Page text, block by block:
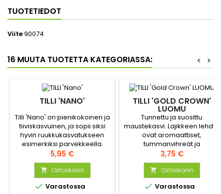
TUOTETIEDOT
Viite90074
16 MUUTA TUOTETTA KATEGORIASSA: >
<
TILLI 'NANO'
Tilli 'Nano' on pienikokoinen ja
tiiviskasvuinen, ja sopii siksi
hyvin ruukkukasvatukseen
esimerkiksi parvekkeella.
Hinta
5,95 €
 Ostoskoriin
 Varastossa
TILLI 'GOLD CROWN'
LUOMU
Tunnettu ja suosittu
maustekasvi. Lajikkeen lehdet
ovat aromaattiset,
tummanvihreät ja
hienoliuskaiset. Sato voidaan
korjata lehtitillinä, sillä kukkii
paljon tavallista tilliä
myöhemmin. Riittoisuus 3-4
metriä.
Hinta
3,75 €
 Ostoskoriin
 Varastossa